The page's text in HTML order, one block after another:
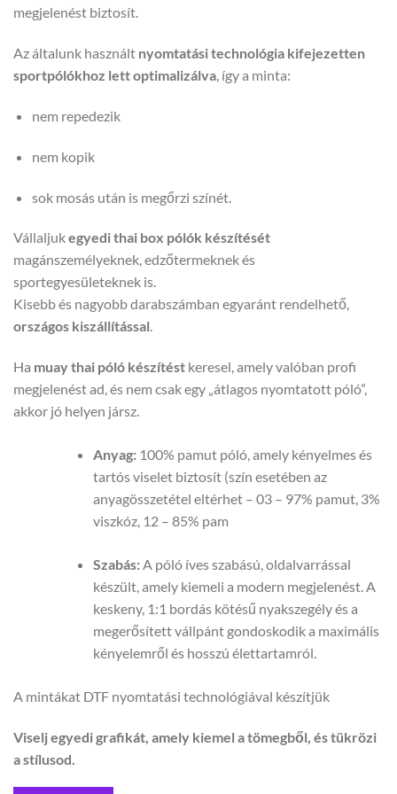
megjelenést biztosít.
Az általunk használt nyomtatási technológia kifejezetten
sportpólókhoz lett optimalizálva, így a minta:
nem repedezik
nem kopik
sok mosás után is megőrzi színét.
Vállaljukegyedi thai box pólók készítését
magánszemélyeknek, edzőtermeknek és
sportegyesületeknek is.
Kisebb és nagyobb darabszámban egyaránt rendelhető,
országos kiszállítással.
Ha muay thai póló készítést keresel, amely valóban profi
megjelenést ad, és nem csak egy „átlagos nyomtatott póló”,
akkor jó helyen jársz.
Anyag:100% pamut póló, amely kényelmes és
tartós viselet biztosít (szín esetében az
anyagösszetétel eltérhet – 03 – 97% pamut, 3%
viszkóz, 12 – 85% pam
Szabás:A póló íves szabású, oldalvarrással
készült, amely kiemeli a modern megjelenést. A
keskeny, 1:1 bordás kötésű nyakszegély és a
megerősített vállpánt gondoskodik a maximális
kényelemről és hosszú élettartamról.
A mintákat DTF nyomtatási technológiával készítjük
Viselj egyedi grafikát, amely kiemel a tömegből, és tükrözi
a stílusod.